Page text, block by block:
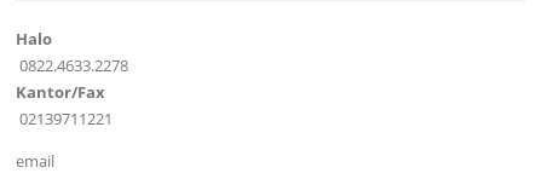
Halo
0822.4633.2278
Kantor/Fax
02139711221
email